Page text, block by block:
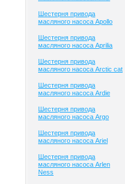
Шестерня привода
масляного насоса Apollo
Шестерня привода
масляного насоса Aprilia
Шестерня привода
масляного насоса Arctic cat
Шестерня привода
масляного насоса Ardie
Шестерня привода
масляного насоса Argo
Шестерня привода
масляного насоса Ariel
Шестерня привода
масляного насоса Arlen
Ness